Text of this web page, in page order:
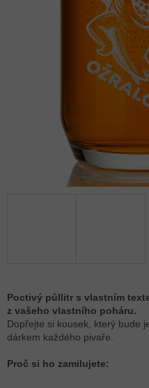
Poctivý půllitr s vlastním
z vašeho vlastního poháru.
Dopřejte si kousek, který bude
dárkem každého pivaře.
Proč si ho zamilujete: